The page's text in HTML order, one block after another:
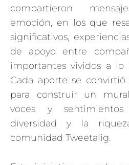
compartieron
emoción, en los que
significativos,
de apoyo entre
importantes vividos a lo
Cada aporte se
para construir un
voces y
diversidad y la
comunidad Tweetalig.